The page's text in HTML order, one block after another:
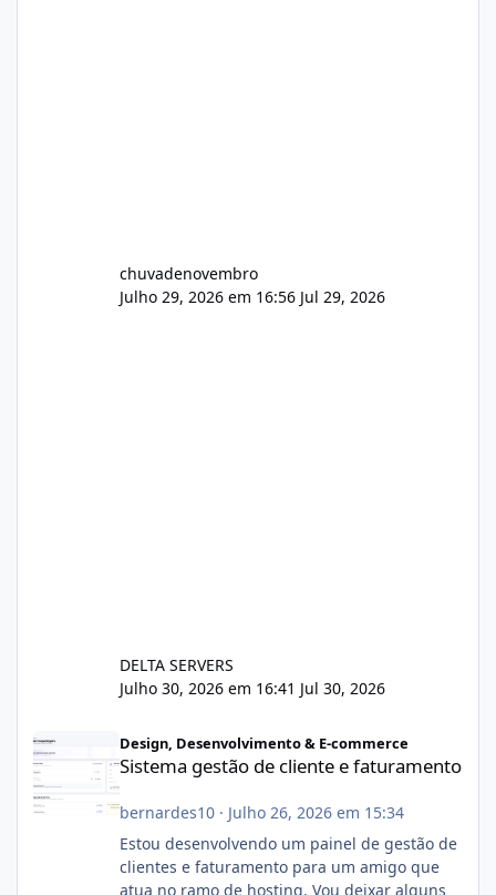
chuvadenovembro
Julho 29, 2026 em 16:56 Jul 29, 2026
DELTA SERVERS
Julho 30, 2026 em 16:41 Jul 30, 2026
Design, Desenvolvimento & E-commerce
Sistema gestão de cliente e faturamento
bernardes10· Julho 26, 2026 em 15:34
Estou desenvolvendo um painel de gestão de
clientes e faturamento para um amigo que
atua no ramo de hosting. Vou deixar alguns